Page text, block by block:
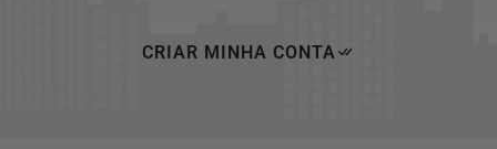
CRIAR MINHA CONTA